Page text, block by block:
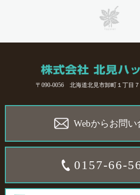
〒090-0056 北海道北見市卸町１丁目７
Webからお問い
0157-66-